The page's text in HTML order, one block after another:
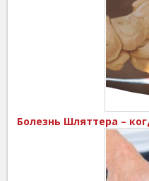
Болезнь Шляттера –